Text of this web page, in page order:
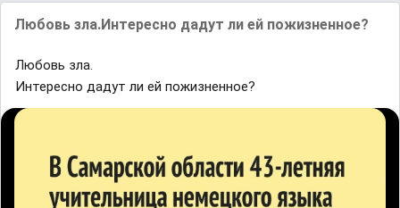
Любовь зла.Интересно дадут ли ей пожизненное?
Любовь зла.
Интересно дадут ли ей пожизненное?